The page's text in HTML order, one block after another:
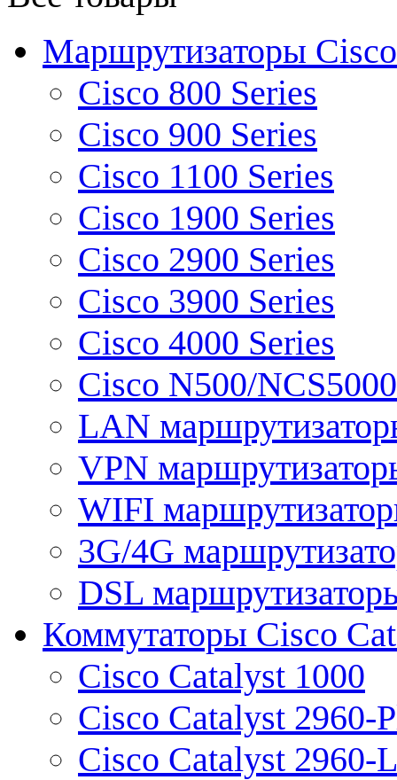
Маршрутизаторы Cisco
Cisco 800 Series
Cisco 900 Series
Cisco 1100 Series
Cisco 1900 Series
Cisco 2900 Series
Cisco 3900 Series
Cisco 4000 Series
Cisco N500/
LAN
VPN
WIFI
3G/4G
DSL
Коммутаторы Cisco
Cisco Catalyst 1000
Cisco Catalyst 2960-
Cisco Catalyst 2960-L